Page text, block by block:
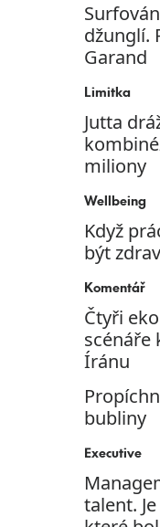
džunglí.
Garand
Limitka
Jutta
miliony
Wellbeing
Když
být
Komentář
Čtyři
scénáře
Íránu
bubliny
Executive
talent.